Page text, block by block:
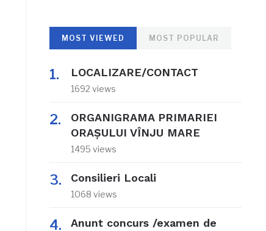
MOST VIEWED MOST POPULAR
LOCALIZARE/CONTACT
1692 views
ORGANIGRAMA PRIMARIEI
ORAŞULUI VÎNJU MARE
1495 views
Consilieri Locali
1068 views
Anunt concurs /examen de